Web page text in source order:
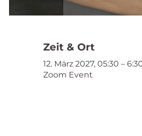
Zeit & Ort
12. März 2027, 05:30 –
Zoom Event